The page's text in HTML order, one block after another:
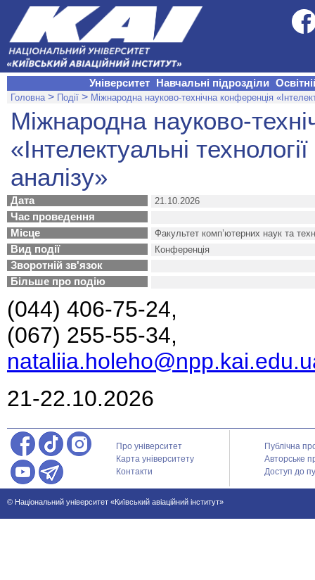
Університет Навчальні підрозділи
Головна > Події > Міжнародна науково-технічна конференція
Міжнародна науково-
«Інтелектуальні
аналізу»
Дата 21.10.2026
Час проведення
Місце
Факультет комп’ютерних наук та
Вид події Конференція
Зворотній зв'язок
Більше про подію
(044) 406-75-24,
(067) 255-55-34,
21-22.10.2026
Про університет
Карта університету
Контакти
Публічна
Авторське
Доступ до
© Національний університет «Київський авіаційний інститут»